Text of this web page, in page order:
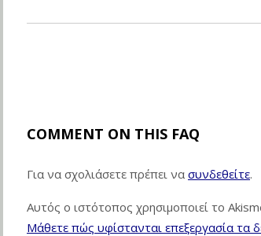
COMMENT ON THIS FAQ
Για να σχολιάσετε πρέπει να συνδεθείτε.
Αυτός ο ιστότοπος χρησιμοποιεί το
Μάθετε πώς υφίστανται επεξεργασία τα